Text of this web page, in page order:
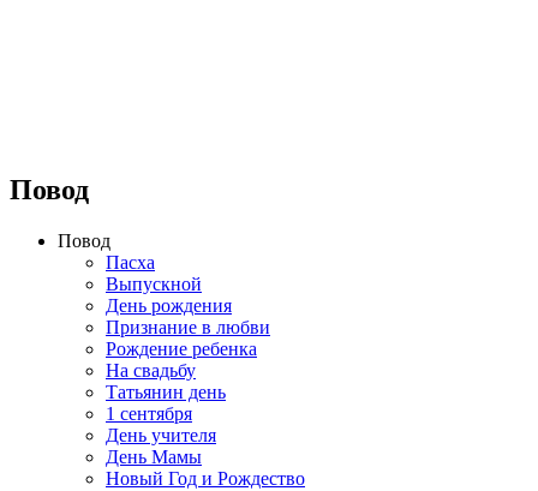
Повод
Повод
Пасха
Выпускной
День рождения
Признание в любви
Рождение ребенка
На свадьбу
Татьянин день
1 сентября
День учителя
День Мамы
Новый Год и Рождество